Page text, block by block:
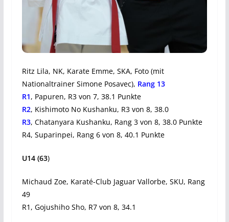
Ritz Lila, NK, Karate Emme, SKA, Foto (mit
Nationaltrainer Simone Posavec), Rang 13
R1, Papuren, R3 von 7, 38.1 Punkte
R2, Kishimoto No Kushanku, R3 von 8, 38.0
R3, Chatanyara Kushanku, Rang 3 von 8, 38.0 Punkte
R4, Suparinpei, Rang 6 von 8, 40.1 Punkte
U14 (63)
Michaud Zoe, Karaté-Club Jaguar Vallorbe, SKU, Rang
49
R1, Gojushiho Sho, R7 von 8, 34.1